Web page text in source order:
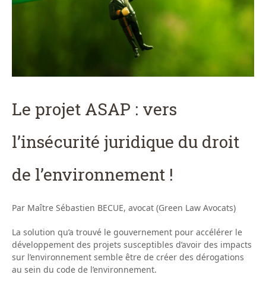
Le projet ASAP : vers
l’insécurité juridique du droit
de l’environnement !
Par Maître Sébastien BECUE, avocat (Green Law Avocats)
La solution qu’a trouvé le gouvernement pour accélérer le
développement des projets susceptibles d’avoir des impacts
sur l’environnement semble être de créer des dérogations
au sein du code de l’environnement.